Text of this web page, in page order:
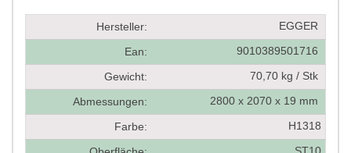
Hersteller: EGGER
Ean: 9010389501716
Gewicht: 70,70 kg / Stk
Abmessungen: 2800 x 2070 x 19 mm
Farbe: H1318